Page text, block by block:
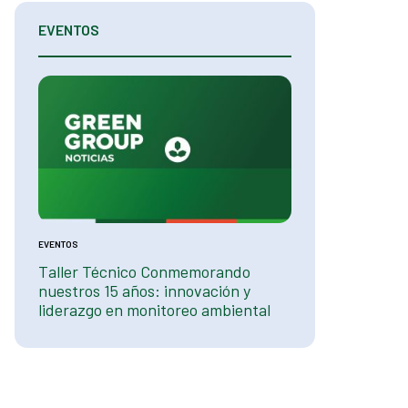
EVENTOS
EVENTOS
Taller Técnico Conmemorando
nuestros 15 años: innovación y
liderazgo en monitoreo ambiental